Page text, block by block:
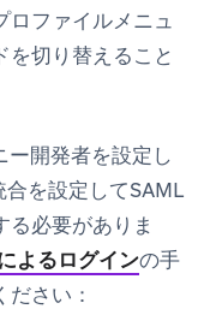
ロファイルメニュ
を切り替えること
ー開発者を設定し
合を設定してSAML
る必要がありま
よるログインの手
さい：